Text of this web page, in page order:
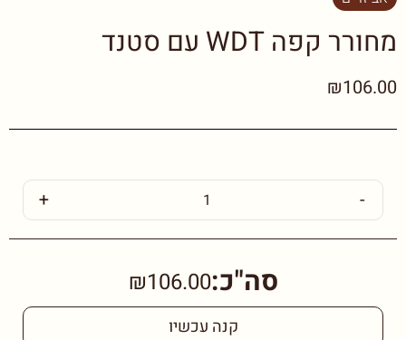
מחורר קפה WDT עם סטנד
₪106.00
-
+
סה"כ:₪106.00
קנה עכשיו